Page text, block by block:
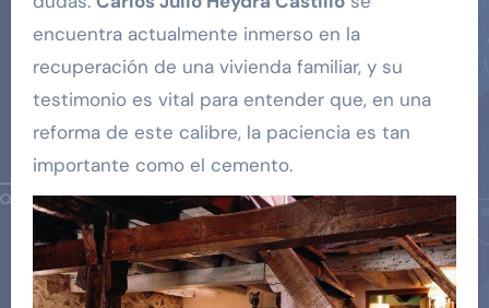
encuentra actualmente inmerso en la
recuperación de una vivienda familiar, y su
testimonio es vital para entender que, en una
reforma de este calibre, la paciencia es tan
importante como el cemento.